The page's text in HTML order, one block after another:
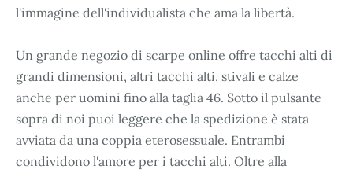
l'immagine dell'individualista che ama la libertà.
Un grande negozio di scarpe online offre tacchi alti di
grandi dimensioni, altri tacchi alti, stivali e calze
anche per uomini fino alla taglia 46. Sotto il pulsante
sopra di noi puoi leggere che la spedizione è stata
avviata da una coppia eterosessuale. Entrambi
condividono l'amore per i tacchi alti. Oltre alla